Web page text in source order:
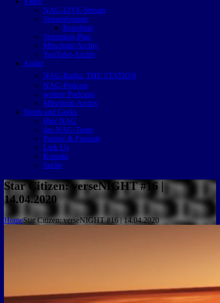
NAG-LIVE-Stream
Streamformate
Retroblah
Streaming-Plan
Mitschnitt-Archiv
YouTube-Archiv
Audio
NAG-Radio: THE STATION
NAG-Podcast
weitere Podcasts
Mitschnitt-Archiv
Nerds and Geeks
über NAG
das NAG-Team
Partner & Freunde
Link Us
Kontakt
Suche
Star Citizen: verseNIGHT #16 |
14.04.2020
HomeStar Citizen: verseNIGHT #16 | 14.04.2020